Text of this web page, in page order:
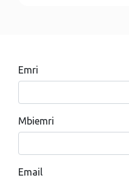
Emri
Mbiemri
Email